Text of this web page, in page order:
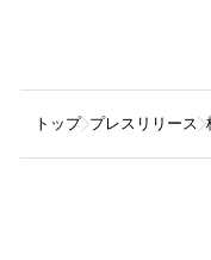
トップ プレスリリース